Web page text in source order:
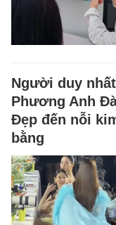
Người duy
Phương Anh
Đẹp đến nỗi
bằng